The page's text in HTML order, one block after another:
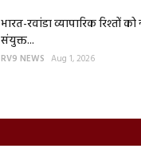
भारत-रवांडा व्यापारिक रिश्तों
संयुक्त...
RV9 NEWS Aug 1, 2026